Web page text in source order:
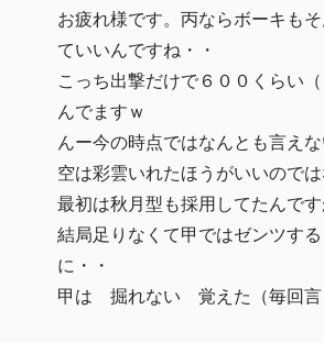
お疲れ様です。丙ならボーキもそ
ていいんですね・・
こっち出撃だけで６００くらい
んでますｗ
んー今の時点ではなんとも言え
空は彩雲いれたほうがいいのでは
最初は秋月型も採用してたんで
結局足りなくて甲ではゼンツす
に・・
甲は 掘れない 覚えた（毎回言